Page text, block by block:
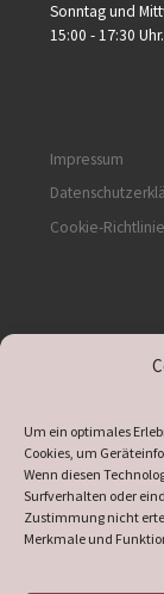
Um ein optimales
Cookies, um
Wenn diesen
Surfverhalten oder
Zustimmung nicht
Merkmale und
Sonntag und
15:00 - 17:30 Uhr.
Impressum
Cookie-